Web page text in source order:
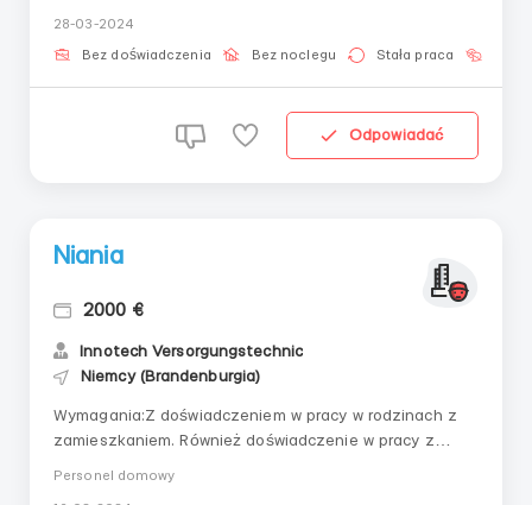
tygodniu.Miejsca w magazynie są ograniczone!Warunki
pracy:Zaliczka po pierwszym tygodniu pracy.Premie i
28-03-2024
Bez doświadczenia Bez noclegu Stała praca
Odpowiadać
Niania
2000 €
Innotech Versorgungstechniс
Niemcy (Brandenburgia)
Wymagania:Z doświadczeniem w pracy w rodzinach z
zamieszkaniem. Również doświadczenie w pracy z
Personel domowy